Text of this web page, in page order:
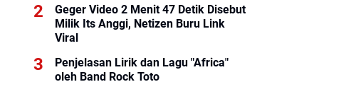
Geger Video 2 Menit 47 Detik Disebut
Milik Its Anggi, Netizen Buru Link
Viral
Penjelasan Lirik dan Lagu "Africa"
oleh Band Rock Toto